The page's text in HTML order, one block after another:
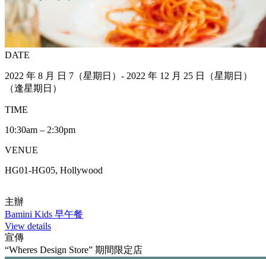
DATE
2022 年 8 月 日 7（星期日）- 2022 年 12 月 25 日（星期日）
（逢星期日）
TIME
10:30am – 2:30pm
VENUE
HG01-HG05, Hollywood
主辦
Bamini Kids 早午餐
View details
宣傳
“Wheres Design Store” 期間限定店